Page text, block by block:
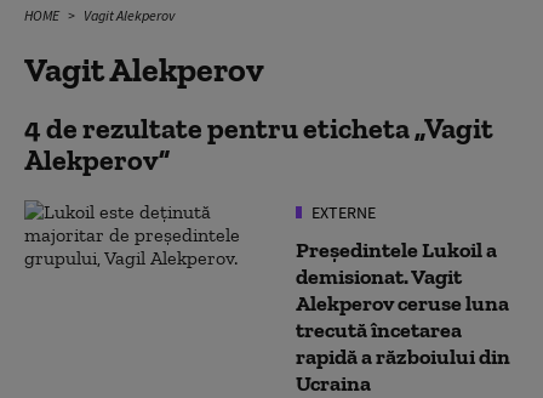
HOME Vagit Alekperov
Vagit Alekperov
4 de rezultate pentru eticheta Vagit
Alekperov
EXTERNE
Președintele Lukoil a
demisionat. Vagit
Alekperov ceruse luna
trecută încetarea
rapidă a războiului din
Ucraina